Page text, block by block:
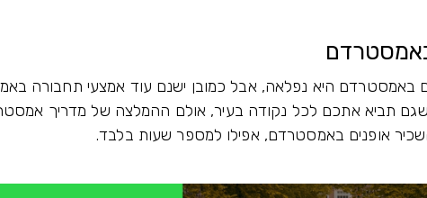
באמסטרדם היא נפלאה, אבל כמובן ישנם עוד אמצעי תחבורה
תביא אתכם לכל נקודה בעיר, אולם ההמלצה של מדריך
אופנים באמסטרדם, אפילו למספר שעות בלבד.